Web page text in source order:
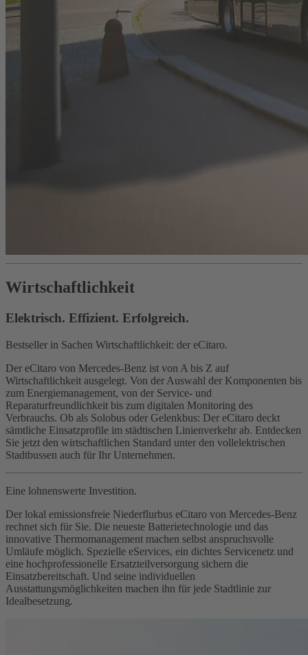
Wirtschaftlichkeit
Elektrisch. Effizient. Erfolgreich.
Bestseller in Sachen Wirtschaftlichkeit: der eCitaro.
Der eCitaro von Mercedes-Benz ist von A bis Z auf
Wirtschaftlichkeit ausgelegt. Von der Auswahl der Komponenten bis
zum Energiemanagement, von der Service- und
Reparaturfreundlichkeit bis zum digitalen Monitoring des
Verbrauchs. Ob als Solobus oder Gelenkbus: Der eCitaro deckt
sämtliche Einsatzprofile im städtischen Linienverkehr ab. Entdecken
Sie jetzt den wirtschaftlichen Standard unter den vollelektrischen
Stadtbussen auch für Ihr Unternehmen.
Eine lohnenswerte Investition.
Der lokal emissionsfreie Niederflurbus eCitaro von Mercedes-Benz
rechnet sich für Sie. Die neueste Batterietechnologie und das
innovative Thermomanagement machen selbst anspruchsvolle
Umläufe möglich. Spezielle eServices, ein dichtes Servicenetz und
eine hochprofessionelle Ersatzteilversorgung sichern die
Einsatzbereitschaft. Und seine individuellen
Ausstattungsmöglichkeiten machen ihn für jede Stadtlinie zur
Idealbesetzung.